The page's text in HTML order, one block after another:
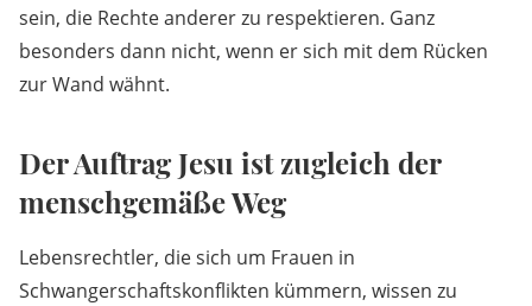
sein, die Rechte anderer zu respektieren. Ganz
besonders dann nicht, wenn er sich mit dem Rücken
zur Wand wähnt.
Der Auftrag Jesu ist zugleich der
menschgemäße Weg
Lebensrechtler, die sich um Frauen in
Schwangerschaftskonflikten kümmern, wissen zu